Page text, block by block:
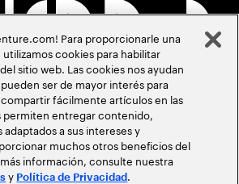
Para proporcionarle una
cookies para habilitar
sitio web. Las cookies nos ayudan
ser de mayor interés para
fácilmente artículos en las
permiten entregar contenido,
a sus intereses y
muchos otros beneficios del
información, consulte nuestra
y Política de Privacidad .